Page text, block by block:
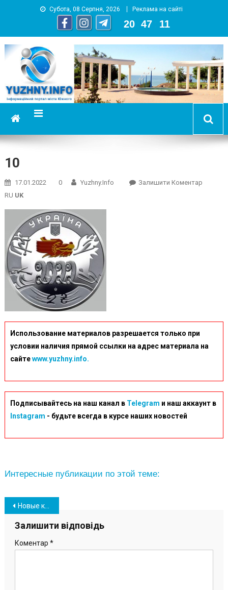
Субота, 08 Серпня, 2026 Реклама на сайті
20 47 12
YUZHNY.INFO
информационный портал города Южный
10
17.01.2022 0 Yuzhny.info Залишити КоментарOn
RU UK
Использование материалов разрешается только при
условии наличия прямой ссылки на адрес материала на
сайтеwww.yuzhny.info.
Подписывайтесь на наш канал в Telegram и наш аккаунт в
Instagram - будьте всегда в курсе наших новостей
Интересные публикации по этой теме:
Навігація
записів
Новые коллекционные банкноты ввели в обращение в Украине (фото)
Залишити відповідь
Коментар *